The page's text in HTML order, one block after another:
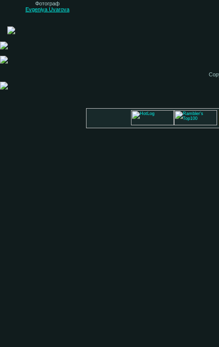
Фотограф
Evgeniya Uvarova